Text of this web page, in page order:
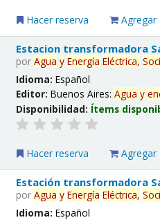
Hacer reserva Agregar
Estacion transformadora
porAgua y Energía Eléctrica,
Idioma:Español
Editor:Buenos Aires:Agua y
Disponibilidad: Ítems
Hacer reserva Agregar
Estación transformadora
porAgua y Energía Eléctrica,
Idioma:Español